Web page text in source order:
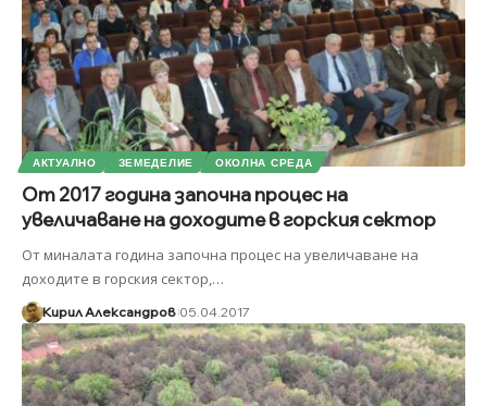
АКТУАЛНО ЗЕМЕДЕЛИЕ ОКОЛНА СРЕДА
От 2017 година започна процес на
увеличаване на доходите в горския сектор
От миналата година започна процес на увеличаване на
доходите в горския сектор,…
Кирил Александров 05.04.2017